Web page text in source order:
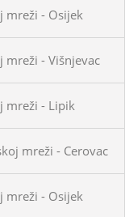
mreži - Osijek
- Višnjevac
mreži - Lipik
mreži - Cerovac
mreži - Osijek